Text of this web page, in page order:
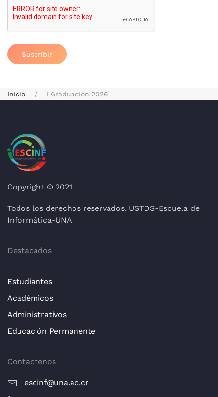
Suscribir
Inicio I Graduación 2026
Copyright © 2021.
Todos los derechos reservados. USTDS-Escuela de
Informática-UNA
Destacados
Estudiantes
Académicos
Administrativos
Educación Permanente
Contáctenos
escinf@una.ac.cr